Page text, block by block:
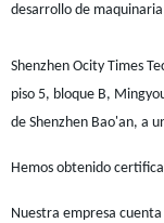
desarrollo de
Shenzhen Ocity Times
piso 5, bloque B,
de Shenzhen Bao'an, a
Hemos obtenido
Nuestra empresa